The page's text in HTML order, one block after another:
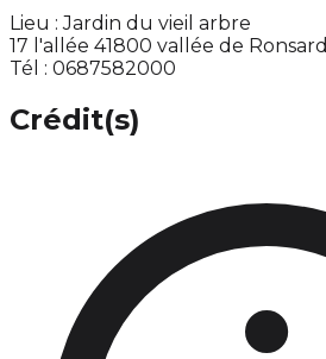
Lieu : Jardin du vieil arbre
17 l'allée 41800 vallée de Ronsard
Tél : 0687582000
Crédit(s)